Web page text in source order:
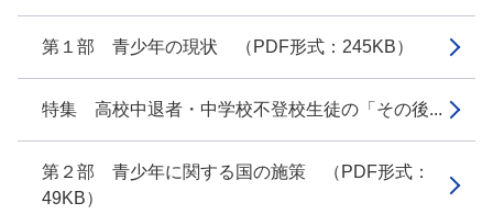
第１部 青少年の現状 （PDF形式：245KB）
特集 高校中退者・中学校不登校生徒の「その後...
第２部 青少年に関する国の施策 （PDF形式：
49KB）